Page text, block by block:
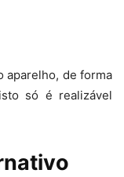
aparelho, de forma
só é realizável